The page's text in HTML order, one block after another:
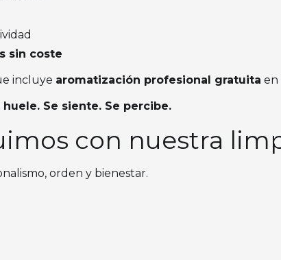
sin coste
incluye aromatización profesional gratuita en
huele. Se siente. Se percibe.
con nuestra
orden y bienestar.